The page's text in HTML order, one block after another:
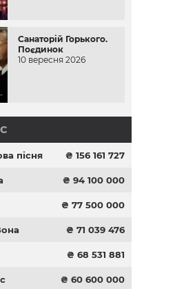
Санаторій Горького.
Поєдинок
10 вересня 2026
пісня ₴ 156 161 727
₴ 94 100 000
₴ 77 500 000
₴ 71 039 476
₴ 68 531 881
₴ 60 600 000